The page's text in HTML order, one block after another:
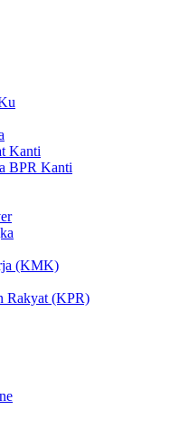
Kanti
BPR Kanti
(KMK)
Rakyat (KPR)